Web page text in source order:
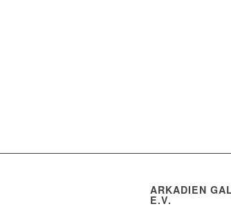
ARKADIEN
E.V.